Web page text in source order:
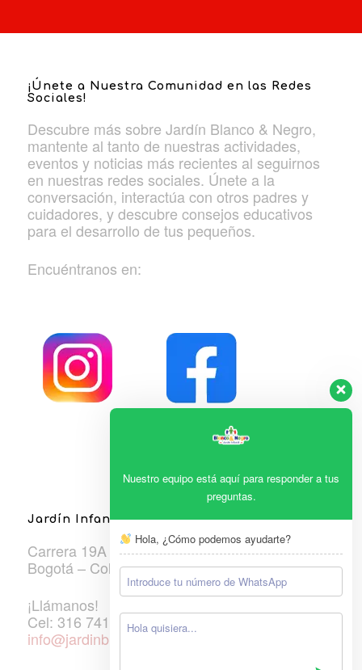
¡Únete a Nuestra Comunidad en las Redes
Sociales!
Descubre más sobre Jardín Blanco & Negro,
mantente al tanto de nuestras actividades,
eventos y noticias más recientes al seguirnos
en nuestras redes sociales. Únete a la
conversación, interactúa con otros padres y
cuidadores, y descubre consejos educativos
para el desarrollo de tus pequeños.
Encuéntranos en:
Jardín Infantil Blanco & Negro
Carrera 19A #106A-33
Bogotá – Colombia
¡Llámanos!
Cel: 316 7410600
info@jardinblancoynegro.edu.co
Nuestro equipo está aquí para responder a tus
preguntas.
Hola, ¿Cómo podemos ayudarte?